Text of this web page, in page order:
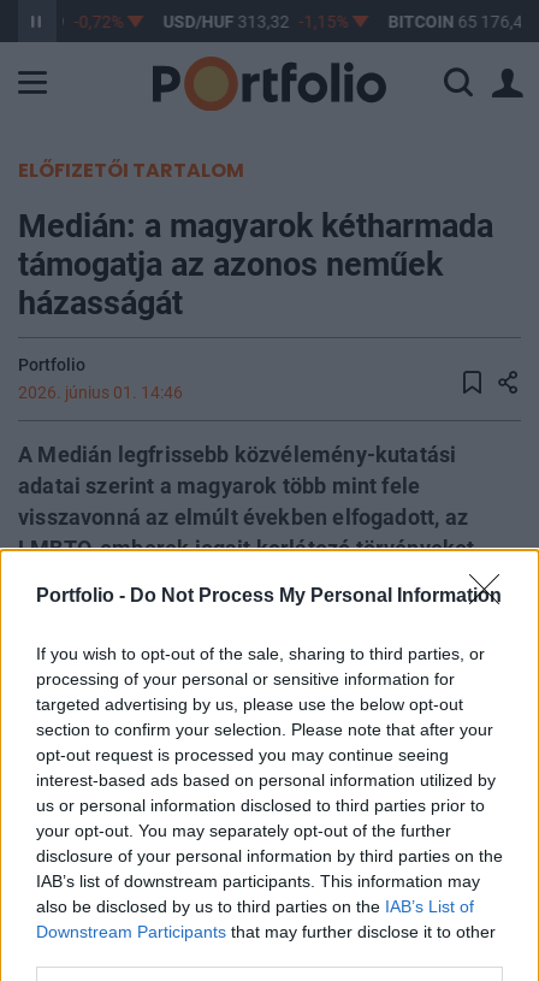
Portfolio - Do Not Process My Personal Information
If you wish to opt-out of the sale, sharing to third parties, or
processing of your personal or sensitive information for
targeted advertising by us, please use the below opt-out
section to confirm your selection. Please note that after your
opt-out request is processed you may continue seeing
interest-based ads based on personal information utilized by
us or personal information disclosed to third parties prior to
your opt-out. You may separately opt-out of the further
disclosure of your personal information by third parties on the
IAB’s list of downstream participants. This information may
also be disclosed by us to third parties on the IAB’s List of
Downstream Participants that may further disclose it to other
362,79 -0,72% USD/HUF313,32 -1,15% BITCOIN65 176,44
ELŐFIZETŐI TARTALOM
Medián: a magyarok kétharmada
támogatja az azonos neműek
házasságát
Portfolio
2026. június 01. 14:46
A Medián legfrissebb közvélemény-kutatási
adatai szerint a magyarok több mint fele
visszavonná az elmúlt években elfogadott, az
LMBTQ-emberek jogait korlátozó törvényeket.
kétharmad fölé nőtt az azonos nemű párok
házasságának és gyermekvállalásának
támogatottsága.
A Medián választások után készült reprezentatív
felméréséből kiderül, hogy a társadalom 57 százaléka
eltörölné a leszbikus, meleg, biszexuális és transznemű
(LMBT) emberek jogait szűkítő jogszabályokat. Ilyen
többek között az úgynevezett gyermekvédelmi törvény, a
transzneműek nem- és névváltoztatásának tilalma,
valamint az LMBT-témájú rendezvények, mint a Pride...